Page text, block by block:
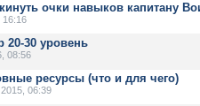
очки навыков капитану
16:16
30 уровень
08:56
ресурсы (что и для чего)
06:39